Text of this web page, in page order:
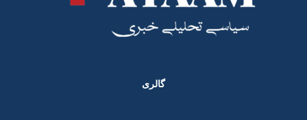
گالری